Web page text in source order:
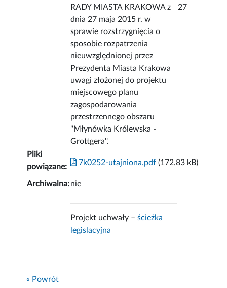
RADY MIASTA KRAKOWA z
dnia 27 maja 2015 r. w
sprawie rozstrzygnięcia o
sposobie rozpatrzenia
nieuwzględnionej przez
Prezydenta Miasta Krakowa
uwagi złożonej do projektu
miejscowego planu
zagospodarowania
przestrzennego obszaru
''Młynówka Królewska -
Grottgera''.
27
Pliki
powiązane:
7k0252-utajniona.pdf (172.83 kB)
Archiwalna:nie
Projekt uchwały –ścieżka
legislacyjna
« Powrót